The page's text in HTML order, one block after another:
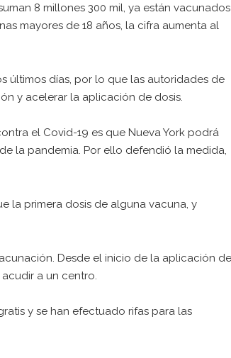
8 millones 300 mil, ya están vacunados
mayores de 18 años, la cifra aumenta al
últimos días, por lo que las autoridades de
y acelerar la aplicación de dosis.
el Covid-19 es que Nueva York podrá
la pandemia. Por ello defendió la medida,
la primera dosis de alguna vacuna, y
Desde el inicio de la aplicación de
a un centro.
y se han efectuado rifas para las